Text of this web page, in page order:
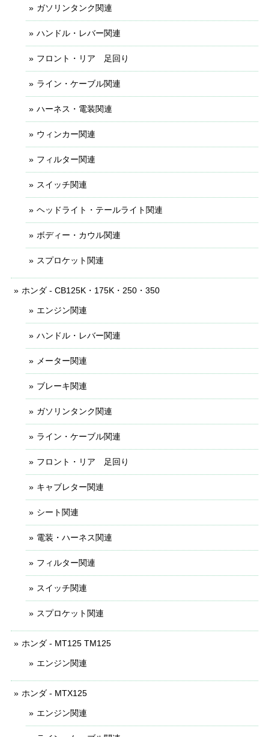
ガソリンタンク関連
ハンドル・レバー関連
フロント・リア 足回り
ライン・ケーブル関連
ハーネス・電装関連
ウィンカー関連
フィルター関連
スイッチ関連
ヘッドライト・テールライト関連
ボディー・カウル関連
スプロケット関連
ホンダ - CB125K・175K・250・350
エンジン関連
ハンドル・レバー関連
メーター関連
ブレーキ関連
ガソリンタンク関連
ライン・ケーブル関連
フロント・リア 足回り
キャブレター関連
シート関連
電装・ハーネス関連
フィルター関連
スイッチ関連
スプロケット関連
ホンダ - MT125 TM125
エンジン関連
ホンダ - MTX125
エンジン関連